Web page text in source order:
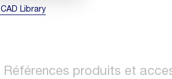
Library
Références produits et